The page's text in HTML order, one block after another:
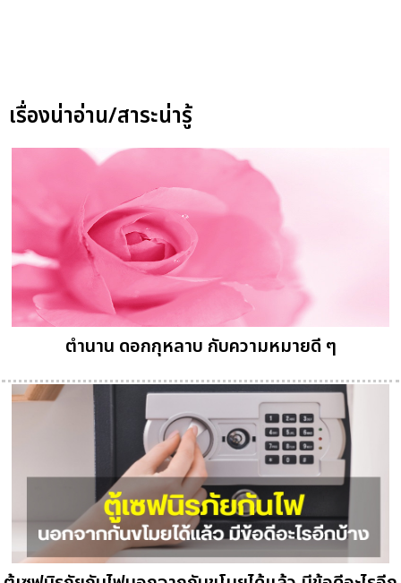
เรื่องน่าอ่าน/สาระน่ารู้
ตำนาน ดอกกุหลาบ กับความหมายดี ๆ